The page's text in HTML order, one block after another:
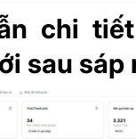
chi
sau sáp